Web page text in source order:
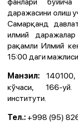
даражасини олиш
Самарқанд
илмий даражалар
рақамли Илмий
15:00 даги
Манзил:
кўчаси, 166-
институти.
Тел.: +998 (95)